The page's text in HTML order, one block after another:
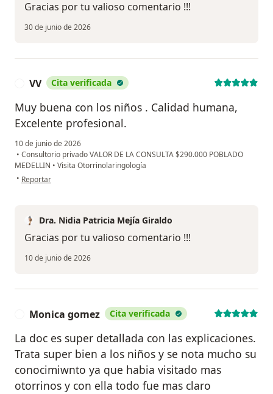
Gracias por tu valioso comentario !!!
30 de junio de 2026
VV Cita verificada
Muy buena con los niños . Calidad humana,
Excelente profesional.
10 de junio de 2026
• Consultorio privado VALOR DE LA CONSULTA $290.000 POBLADO
MEDELLIN • Visita Otorrinolaringología
• en opinión del usuario VV
Reportar
Dra. Nidia Patricia Mejía Giraldo
Gracias por tu valioso comentario !!!
10 de junio de 2026
Monica gomez Cita verificada
La doc es super detallada con las explicaciones.
Trata super bien a los niños y se nota mucho su
conocimiwnto ya que habia visitado mas
otorrinos y con ella todo fue mas claro